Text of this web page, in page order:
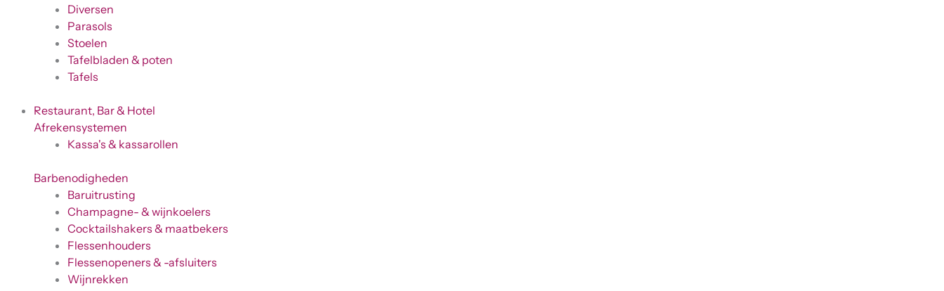
Diversen
Parasols
Stoelen
Tafelbladen & poten
Tafels
Restaurant, Bar & Hotel
Afrekensystemen
Kassa's & kassarollen
Barbenodigheden
Baruitrusting
Champagne- & wijnkoelers
Cocktailshakers & maatbekers
Flessenhouders
Flessenopeners & -afsluiters
Wijnrekken